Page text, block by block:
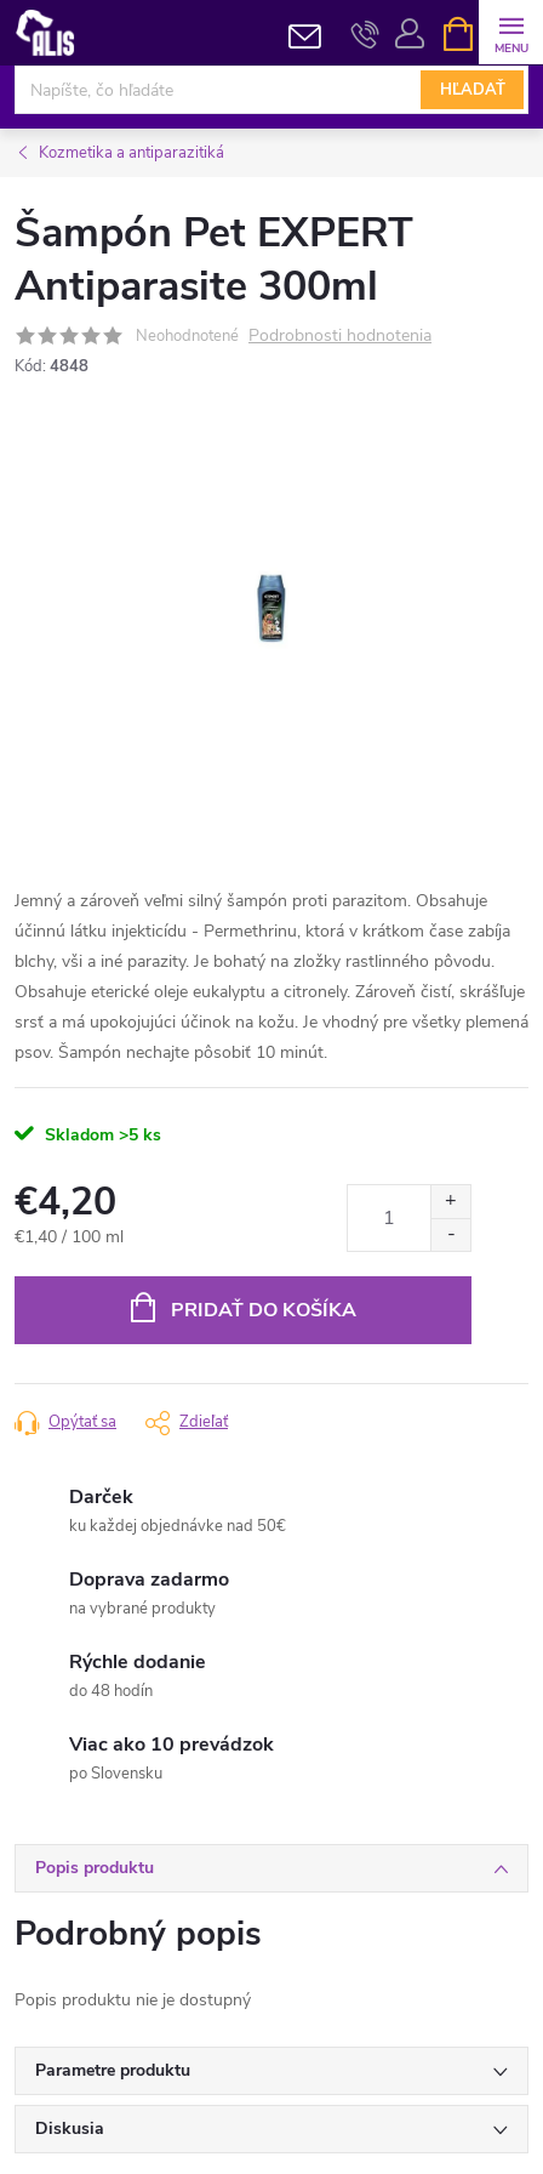
Prejsť
obsah
HĽADAŤ
KOŠÍK
Kozmetika a antiparazitiká
Šampón Pet EXPERT
Antiparasite 300ml
Neohodnotené Podrobnosti hodnotenia
Kód: 4848
Jemný a zároveň veľmi silný šampón proti parazitom. Obsahuje
účinnú látku injekticídu - Permethrinu, ktorá v krátkom čase zabíja
blchy, vši a iné parazity. Je bohatý na zložky rastlinného pôvodu.
Obsahuje eterické oleje eukalyptu a citronely. Zároveň čistí, skrášľuje
srsť a má upokojujúci účinok na kožu. Je vhodný pre všetky plemená
psov. Šampón nechajte pôsobiť 10 minút.
Skladom >5 ks
€4,20
Jednotková
€1,40 / 100 ml
PRIDAŤ DO KOŠÍKA
Opýtať sa Zdieľať
Darček
ku každej objednávke nad 50€
Doprava zadarmo
na vybrané produkty
Rýchle dodanie
do 48 hodín
Viac ako 10 prevádzok
po Slovensku
Popis produktu
Podrobný popis
Popis produktu nie je dostupný
Parametre produktu
Diskusia